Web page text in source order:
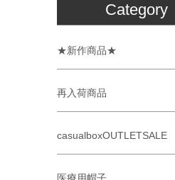
Category
★新作商品★
再入荷商品
casualboxOUTLETSALE